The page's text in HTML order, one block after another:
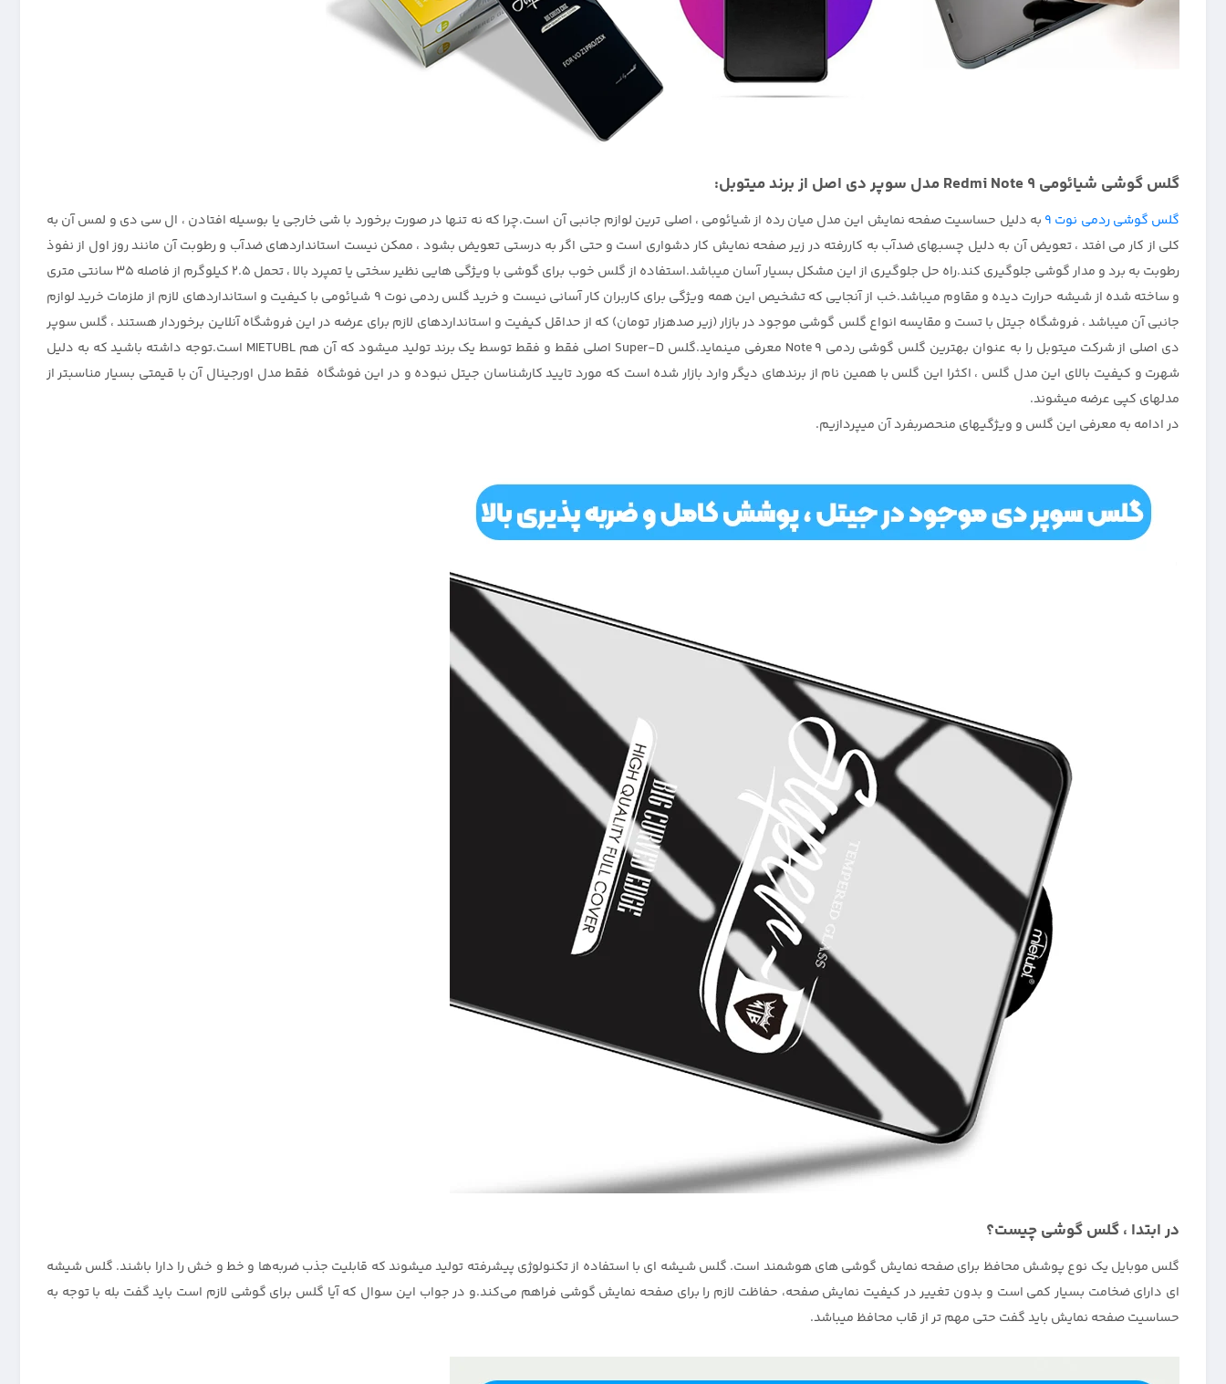
گلس گوشی شیائومی Redmi Note 9 مدل سوپر دی اصل از برند میتوبل:
گلس گوشی ردمی نوت 9
به دلیل حساسیت صفحه نمایش این مدل میان رده از شیائومی ، اصلی ترین لوازم جانبی آن است.چرا که نه تنها در صورت برخورد با شی خارجی یا بوسیله افتادن ، ال سی دی و لمس آن به
کلی از کار می افتد ، تعویض آن به دلیل چسبهای ضدآب به کاررفته در زیر صفحه نمایش کار دشواری است و حتی اگر به درستی تعویض بشود ، ممکن نیست استانداردهای ضدآب و رطوبت آن مانند روز اول از نفوذ
رطوبت به برد و مدار گوشی جلوگیری کند.راه حل جلوگیری از این مشکل بسیار آسان میباشد.استفاده از گلس خوب برای گوشی با ویژگی هایی نظیر سختی یا تمپرد بالا ، تحمل 2.5 کیلوگرم از فاصله 35 سانتی متری
و ساخته شده از شیشه حرارت دیده و مقاوم میباشد.خب از آنجایی که تشخیص این همه ویژگی برای کاربران کار آسانی نیست و خرید گلس ردمی نوت 9 شیائومی با کیفیت و استانداردهای لازم از ملزمات خرید لوازم
جانبی آن میباشد ، فروشگاه جیتل با تست و مقایسه انواع گلس گوشی موجود در بازار (زیر صدهزار تومان) که از حداقل کیفیت و استانداردهای لازم برای عرضه در این فروشگاه آنلاین برخوردار هستند ، گلس سوپر
دی اصلی از شرکت میتوبل را به عنوان بهترین گلس گوشی ردمی Note 9 معرفی مینماید.گلس Super-D اصلی فقط و فقط توسط یک برند تولید میشود که آن هم MIETUBL است.توجه داشته باشید که به دلیل
شهرت و کیفیت بالای این مدل گلس ، اکثرا این گلس با همین نام از برندهای دیگر وارد بازار شده است که مورد تایید کارشناسان جیتل نبوده و در این فوشگاه فقط مدل اورجینال آن با قیمتی بسیار مناسبتر از
مدلهای کپی عرضه میشوند.
در ادامه به معرفی این گلس و ویژگیهای منحصربفرد آن میپردازیم.
در ابتدا ، گلس گوشی چیست؟
گلس موبایل یک نوع پوشش محافظ برای صفحه نمایش گوشی های هوشمند است. گلس شیشه ای با استفاده از تکنولوژی پیشرفته تولید میشوند که قابلیت جذب ضربه‌ها و خط و خش را دارا باشند. گلس شیشه
ای دارای ضخامت بسیار کمی است و بدون تغییر در کیفیت نمایش صفحه، حفاظت لازم را برای صفحه نمایش گوشی فراهم می‌کند.و در جواب این سوال که آیا گلس برای گوشی لازم است باید گفت بله با توجه به
حساسیت صفحه نمایش باید گفت حتی مهم تر از قاب محافظ میباشد.